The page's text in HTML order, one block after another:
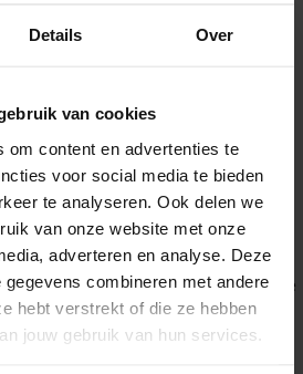
Details Over
van cookies
om content en advertenties te
voor social media te bieden
te analyseren. Ook delen we
van onze website met onze
adverteren en analyse. Deze
combineren met andere
hebt verstrekt of die ze hebben
jouw gebruik van hun services.
side exception has occurred while
(see the browser console for more
information).